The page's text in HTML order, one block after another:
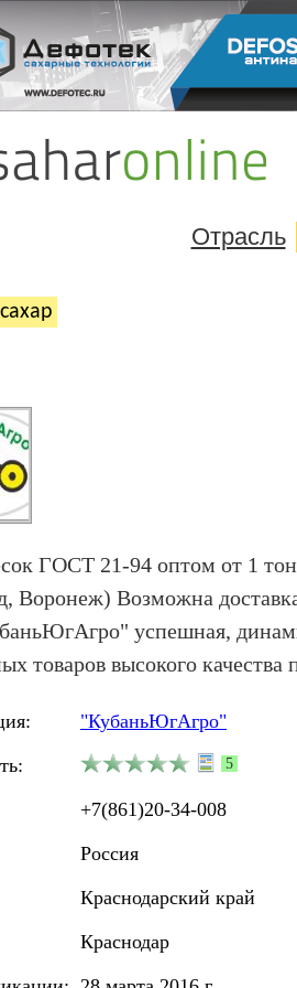
Отрасль
ГОСТ 21-94 оптом от 1
Воронеж) Возможна
успешная,
товаров высокого
"КубаньЮгАгро"
5
+7(861)20-34-008
Россия
Краснодарский край
Краснодар